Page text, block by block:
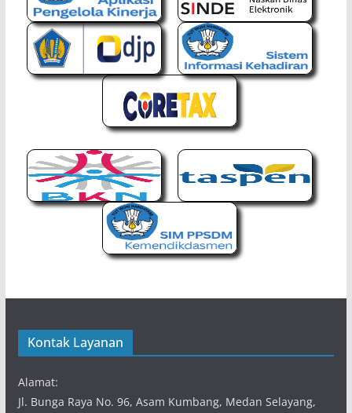
Kontak Layanan
Alamat:
Jl. Bunga Raya No. 96, Asam Kumbang, Medan Selayang,